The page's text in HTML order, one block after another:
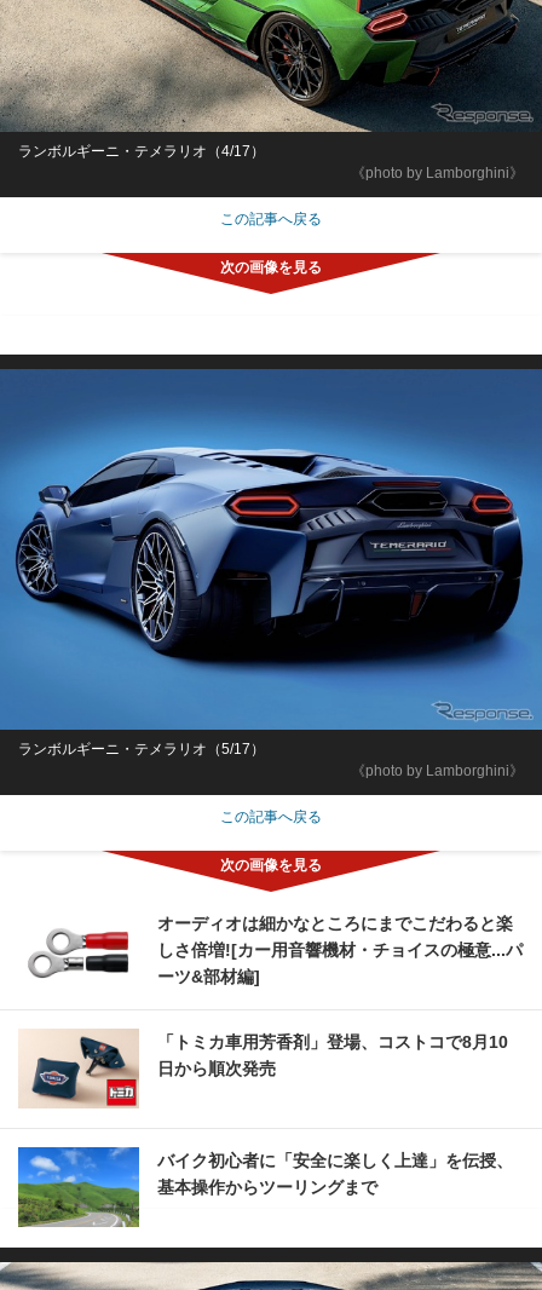
《photo by Lamborghini》
ランボルギーニ・テメラリオ（4/17）
この記事へ戻る
《photo by Lamborghini》
ランボルギーニ・テメラリオ（5/17）
この記事へ戻る
オーディオは細かなところにまでこだわると楽
しさ倍増![カー用音響機材・チョイスの極意...パ
ーツ&部材編]
「トミカ車用芳香剤」登場、コストコで8月10
日から順次発売
バイク初心者に「安全に楽しく上達」を伝授、
基本操作からツーリングまで